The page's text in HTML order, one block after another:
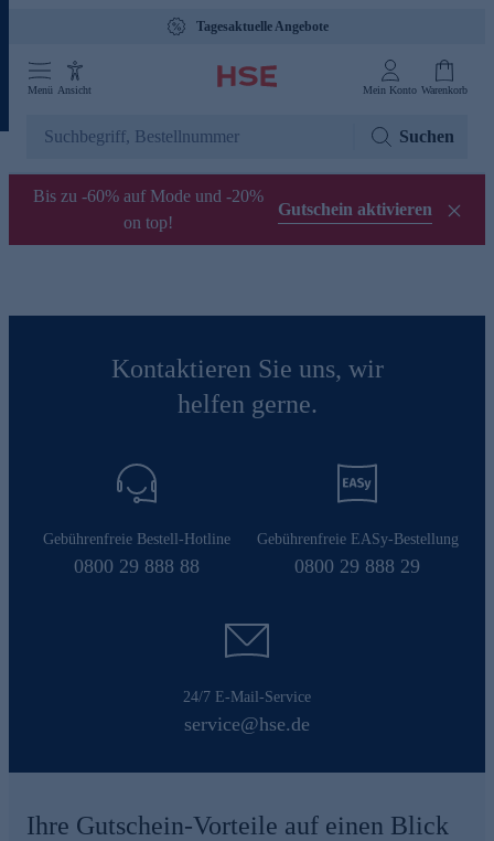
Tagesaktuelle Angebote
Menü Ansicht Mein Konto Warenkorb
Suchen
Bis zu -60% auf Mode und -20%
on top!
Gutschein aktivieren
Kontaktieren Sie uns, wir
helfen gerne.
Gebührenfreie Bestell-Hotline
0800 29 888 88
Gebührenfreie EASy-Bestellung
0800 29 888 29
24/7 E-Mail-Service
service@hse.de
Ihre Gutschein-Vorteile auf einen Blick